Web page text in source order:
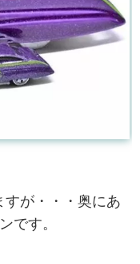
が・・・奥にあ
です。